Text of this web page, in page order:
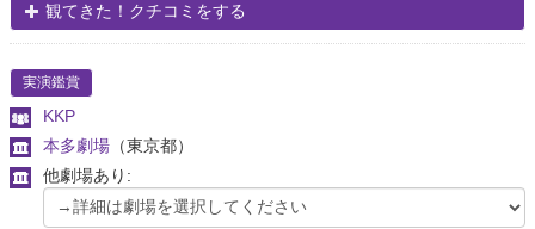
観てきた！クチコミをする
実演鑑賞
KKP
本多劇場 （東京都）
他劇場あり: